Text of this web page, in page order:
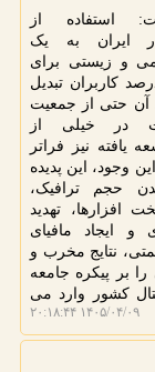
استفاده از
ایران به یک
و زیستی برای
از ۸۰ درصد کاربران تبدیل
آن حتی از جمعیت
در خیلی از
یافته نیز فراتر
وجود، این پدیده
حجم ترافیک،
افزارها، تهدید
و ایجاد مافیای
نتایج مخرب و
را بر پیکره جامعه
کشور وارد می
۱۴۰۵/۰۴/۰۹ ۲۰:۱۸:۴۴